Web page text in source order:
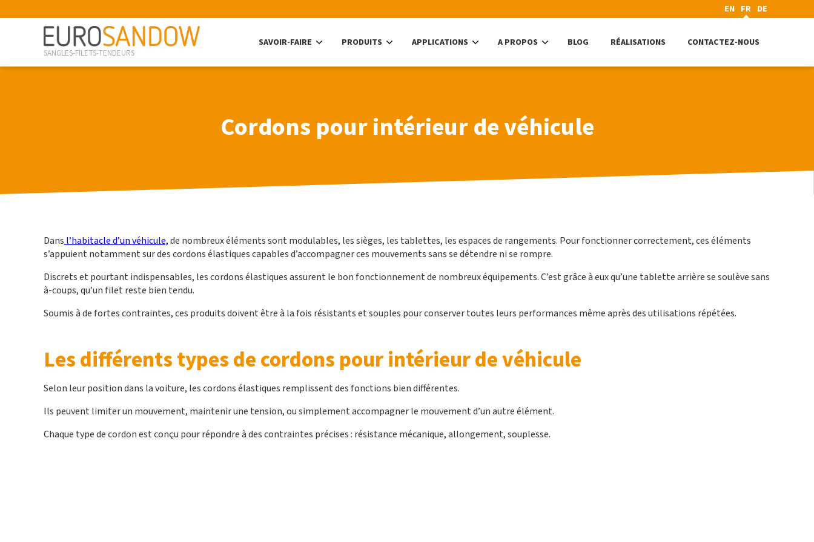
EN FR DE
SANGLES-FILETS-TENDEURS
SAVOIR-FAIRE PRODUITS APPLICATIONS A PROPOS BLOG RÉALISATIONS CONTACTEZ-NOUS
Cordons pour intérieur de véhicule
Dans l’habitacle d’un véhicule,de nombreux éléments sont modulables, les sièges, les tablettes, les espaces de rangements. Pour fonctionner correctement, ces éléments
s’appuient notamment sur des cordons élastiques capables d’accompagner ces mouvements sans se détendre ni se rompre.
Discrets et pourtant indispensables, les cordons élastiques assurent le bon fonctionnement de nombreux équipements. C’est grâce à eux qu’une tablette arrière se soulève sans
à-coups, qu’un filet reste bien tendu.
Soumis à de fortes contraintes, ces produits doivent être à la fois résistants et souples pour conserver toutes leurs performances même après des utilisations répétées.
Les différents types de cordons pour intérieur de véhicule
Selon leur position dans la voiture, les cordons élastiques remplissent des fonctions bien différentes.
Ils peuvent limiter un mouvement, maintenir une tension, ou simplement accompagner le mouvement d’un autre élément.
Chaque type de cordon est conçu pour répondre à des contraintes précises : résistance mécanique, allongement, souplesse.